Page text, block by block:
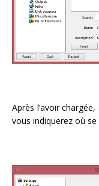
Après l’avoir
vous indiquerez où